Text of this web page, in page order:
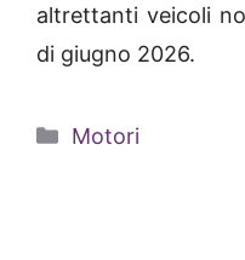
altrettanti veicoli
di giugno 2026.
Categorie
Motori